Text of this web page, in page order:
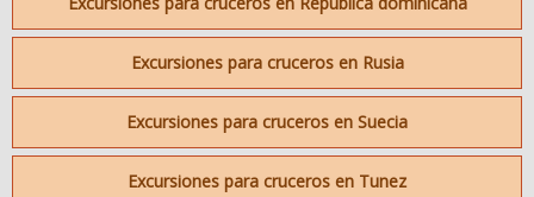
Excursiones para cruceros en Rusia
Excursiones para cruceros en Suecia
Excursiones para cruceros en Tunez